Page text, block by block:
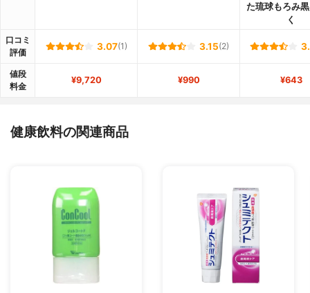
た琉球もろみ
く
口コミ
評価
3.07(1) 3.15(2)
値段
料金
¥9,720 ¥990 ¥643
健康飲料の関連商品